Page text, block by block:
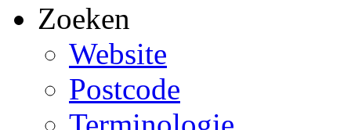
Zoeken
Website
Postcode